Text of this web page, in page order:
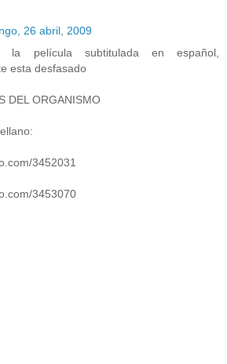
26 abril, 2009
la película subtitulada en español,
esta desfasado
DEL ORGANISMO
3452031
3453070